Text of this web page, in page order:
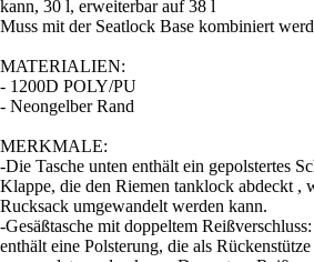
kann, 30 l, erweiterbar auf 38 l
Muss mit der Seatlock Base kombiniert
MATERIALIEN:
- 1200D POLY/PU
- Neongelber Rand
MERKMALE:
-Die Tasche unten enthält ein gepolstertes
Klappe, die den Riemen tanklock abdeckt ,
Rucksack umgewandelt werden kann.
-Gesäßtasche mit doppeltem
enthält eine Polsterung, die als